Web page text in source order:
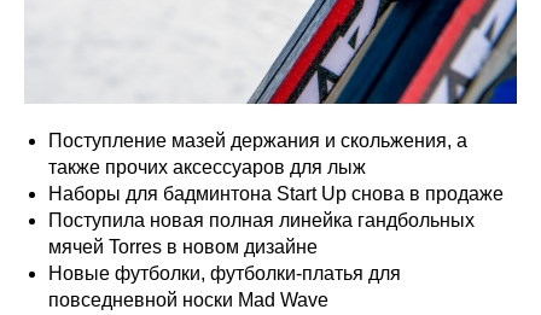
Поступление мазей держания и скольжения, а
также прочих аксессуаров для лыж
Наборы для бадминтона Start Up снова в продаже
Поступила новая полная линейка гандбольных
мячей Torres в новом дизайне
Новые футболки, футболки-платья для
повседневной носки Mad Wave